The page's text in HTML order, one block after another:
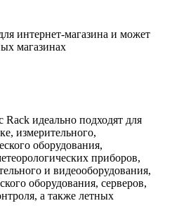
интернет-магазина и может
магазинах
идеально подходят для
измерительного,
оборудования,
приборов,
и видеооборудования,
оборудования, серверов,
а также летных